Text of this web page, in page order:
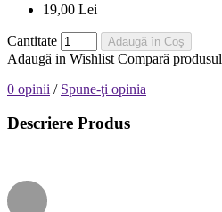
19,00 Lei
Cantitate Adaugă în Coş
Adaugă in Wishlist Compară produsul
0 opinii / Spune-ţi opinia
Descriere Produs